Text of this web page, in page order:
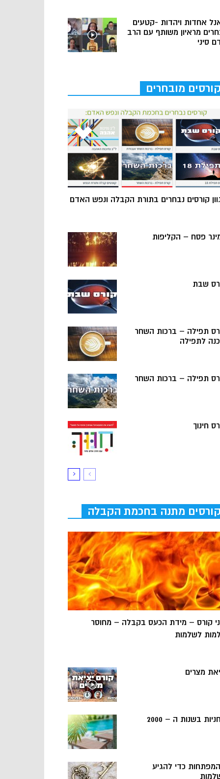
אחדות ויהדות -קטעים
מראיון משותף עם הרב
סיני
קורסים מובחרים
קורסים נבחרים בתורת הקבלה ונפש האדם
פסח – הקליפות
שבת
תפילה – ברכות השחר
לתפילה
תפילה – ברכות השחר
חינוך
קורסים מתנה בחכמת הקבלה
קורס – מידת הכעס בקבלה – מחוסר
לשלמות
מצרים
בשנות ה – 2000
5 המפתחות כדי להגיע